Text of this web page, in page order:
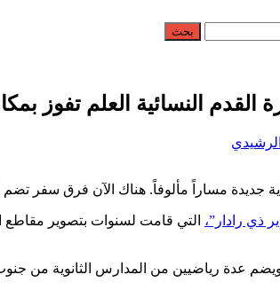
القدم النسائية العلم تفوز
جديدة مساراً مألوفاً. هناك الآن فرق سفر
ذي رادار”،
عدة رياضيين من المدارس الثانوية من جنوب